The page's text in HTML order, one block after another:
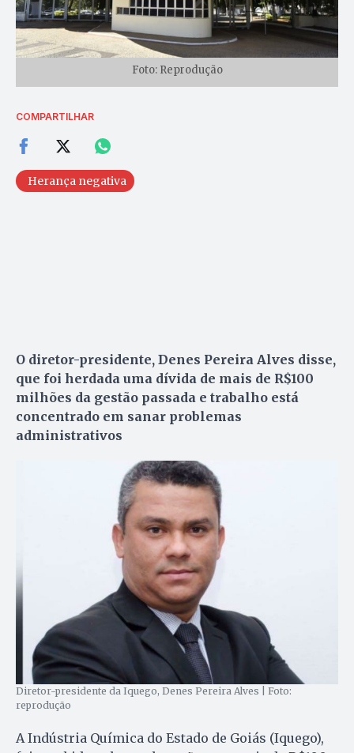
Foto: Reprodução
COMPARTILHAR
Herança negativa
O diretor-presidente, Denes Pereira Alves disse,
que foi herdada uma dívida de mais de R$100
milhões da gestão passada e trabalho está
concentrado em sanar problemas
administrativos
Diretor-presidente da Iquego, Denes Pereira Alves | Foto:
reprodução
A Indústria Química do Estado de Goiás (Iquego),